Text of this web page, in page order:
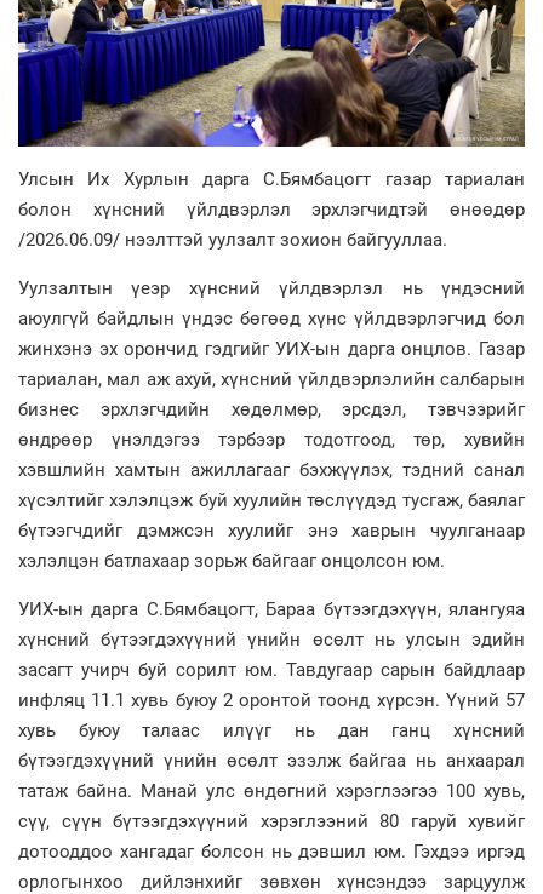
Улсын Их Хурлын дарга С.Бямбацогт газар тариалан
болон хүнсний үйлдвэрлэл эрхлэгчидтэй өнөөдөр
/2026.06.09/ нээлттэй уулзалт зохион байгууллаа.
Уулзалтын үеэр хүнсний үйлдвэрлэл нь үндэсний
аюулгүй байдлын үндэс бөгөөд хүнс үйлдвэрлэгчид бол
жинхэнэ эх орончид гэдгийг УИХ-ын дарга онцлов. Газар
тариалан, мал аж ахуй, хүнсний үйлдвэрлэлийн салбарын
бизнес эрхлэгчдийн хөдөлмөр, эрсдэл, тэвчээрийг
өндрөөр үнэлдэгээ тэрбээр тодотгоод, төр, хувийн
хэвшлийн хамтын ажиллагааг бэхжүүлэх, тэдний санал
хүсэлтийг хэлэлцэж буй хуулийн төслүүдэд тусгаж, баялаг
бүтээгчдийг дэмжсэн хуулийг энэ хаврын чуулганаар
хэлэлцэн батлахаар зорьж байгааг онцолсон юм.
УИХ-ын дарга С.Бямбацогт, Бараа бүтээгдэхүүн, ялангуяа
хүнсний бүтээгдэхүүний үнийн өсөлт нь улсын эдийн
засагт учирч буй сорилт юм. Тавдугаар сарын байдлаар
инфляц 11.1 хувь буюу 2 оронтой тоонд хүрсэн. Үүний 57
хувь буюу талаас илүүг нь дан ганц хүнсний
бүтээгдэхүүний үнийн өсөлт эзэлж байгаа нь анхаарал
татаж байна. Манай улс өндөгний хэрэглээгээ 100 хувь,
сүү, сүүн бүтээгдэхүүний хэрэглээний 80 гаруй хувийг
дотооддоо хангадаг болсон нь дэвшил юм. Гэхдээ иргэд
орлогынхоо дийлэнхийг зөвхөн хүнсэндээ зарцуулж